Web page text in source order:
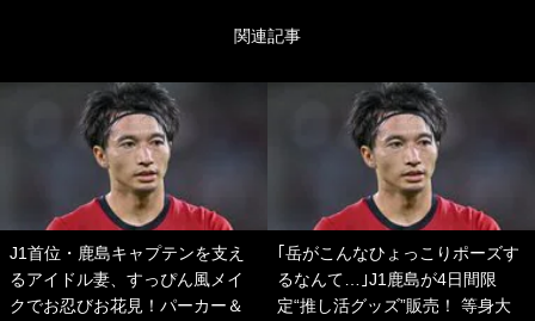
関連記事
J1首位・鹿島キャプテンを支え
るアイドル妻、すっぴん風メイ
クでお忍びお花見！パーカー＆
｢岳がこんなひょっこりポーズす
るなんて…｣J1鹿島が4日間限
定“推し活グッズ”販売！ 等身大